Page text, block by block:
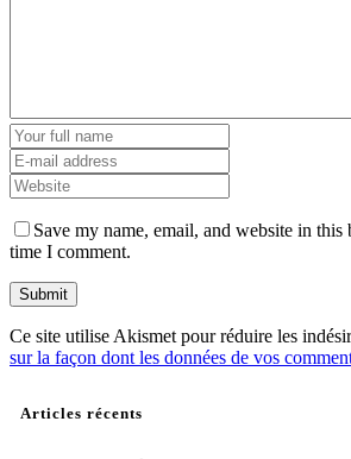
Save my name, email, and website in
time I comment.
Ce site utilise Akismet pour réduire les
sur la façon dont les données de vos
Articles récents